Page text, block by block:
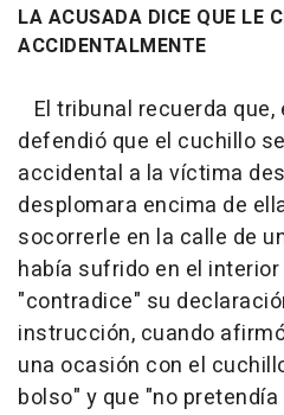
LA ACUSADA DICE QUE LE
ACCIDENTALMENTE
El tribunal recuerda
defendió que el cuchillo
accidental a la víctima
desplomara encima de
socorrerle en la calle de
había sufrido en el interior
"contradice" su
instrucción, cuando
una ocasión con el
bolso" y que "no